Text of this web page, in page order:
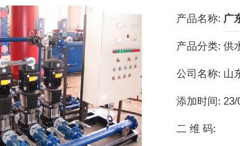
产品名称: 广
产品分类: 供
公司名称: 山
添加时间: 23/
二 维 码: